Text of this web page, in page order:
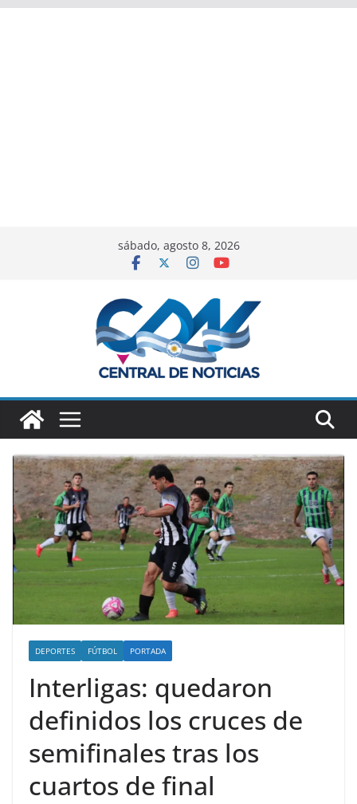
sábado, agosto 8, 2026
DEPORTES FÚTBOL PORTADA
Interligas: quedaron
definidos los cruces de
semifinales tras los
cuartos de final